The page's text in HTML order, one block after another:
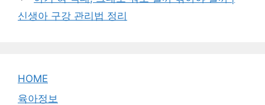
신생아 구강 관리법 정리
HOME
육아정보